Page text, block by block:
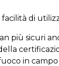
di
più sicuri
in